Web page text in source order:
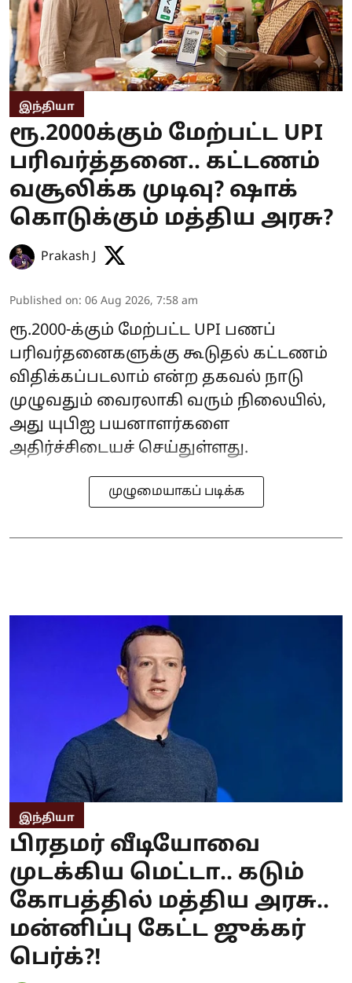
இந்தியா
ரூ.2000க்கும் மேற்பட்ட UPI
பரிவர்த்தனை.. கட்டணம்
வசூலிக்க முடிவு? ஷாக்
கொடுக்கும் மத்திய அரசு?
Prakash J
Published on: 06 Aug 2026, 7:58 am
ரூ.2000-க்கும் மேற்பட்ட UPI பணப்
பரிவர்தனைகளுக்கு கூடுதல் கட்டணம்
விதிக்கப்படலாம் என்ற தகவல் நாடு
முழுவதும் வைரலாகி வரும் நிலையில்,
அது யுபிஐ பயனாளர்களை
அதிர்ச்சிடையச் செய்துள்ளது.
முழுமையாகப் படிக்க
இந்தியா
பிரதமர் வீடியோவை
முடக்கிய மெட்டா.. கடும்
கோபத்தில் மத்திய அரசு..
மன்னிப்பு கேட்ட ஜுக்கர்
பெர்க்?!